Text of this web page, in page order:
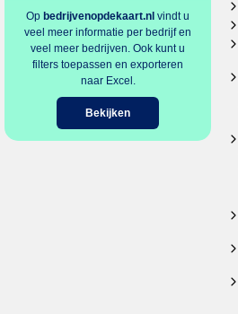
Op bedrijvenopdekaart.nl vindt u
veel meer informatie per bedrijf en
veel meer bedrijven. Ook kunt u
filters toepassen en exporteren
naar Excel.
Bekijken